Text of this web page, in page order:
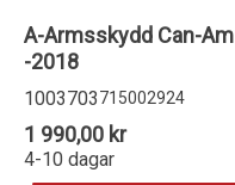
A-Armsskydd Can-Am
-2018
1003703715002924
1 990,00 kr
4-10 dagar